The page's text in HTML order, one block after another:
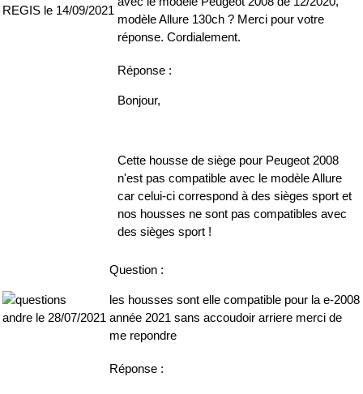
REGIS le 14/09/2021
modèle Allure 130ch ? Merci pour votre
réponse. Cordialement.
Réponse :
Bonjour,
Cette housse de siège pour Peugeot 2008
n'est pas compatible avec le modèle Allure
car celui-ci correspond à des sièges sport et
nos housses ne sont pas compatibles avec
des sièges sport !
andre le 28/07/2021
Question :
les housses sont elle compatible pour la e-2008
année 2021 sans accoudoir arriere merci de
me repondre
Réponse :